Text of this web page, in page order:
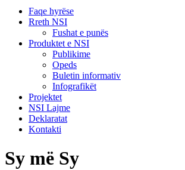
Faqe hyrëse
Rreth NSI
Fushat e punës
Produktet e NSI
Publikime
Opeds
Buletin informativ
Infografikët
Projektet
NSI Lajme
Deklaratat
Kontakti
Sy më Sy